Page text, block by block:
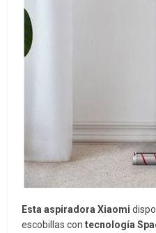
Esta aspiradora Xiaomi
escobillas contecnología